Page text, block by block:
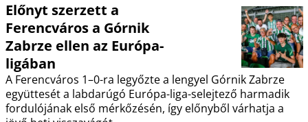
Előnyt szerzett a
Ferencváros a Górnik
Zabrze ellen az Európa-
ligában
A Ferencváros 1–0-ra legyőzte a lengyel Górnik Zabrze
együttesét a labdarúgó Európa-liga-selejtező harmadik
fordulójának első mérkőzésén, így előnyből várhatja a